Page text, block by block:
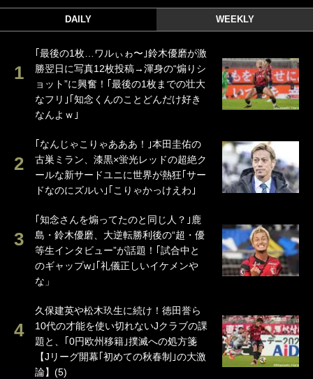
DAILY WEEKLY
｢最後の1枚…ワルぃゎ〜｣鈴木優磨が激
勝翌日に写真12枚投稿→渾身の“煽りシ
ョット”に興奮！｢最後の1枚までの壮大
なフリ｣｢知念くんのことどんだけ好き
なんよｗ｣
｢なんじゃこりゃあああ！｣本田圭佑の
古巣ミラン、漆黒×蛍光レッドの超絶ク
ールな新サードユニに世界が熱狂｢サー
ドなのにズルい｣｢こりゃかっけえわ｣
｢知念さんを煽ってたのと同じ人？｣鹿
島・鈴木優磨、大逆転勝利後の“超・優
等生インタビュー”が話題！｢試合中と
のギャップw｣｢礼儀正しいイケメンや
な」
久保建英や松木玖生に続け！徳田誉ら
10代の才能を使い切れないJクラブの課
題と、｢0円欧州移籍｣撲滅への処方箋
【Jリーグ開幕｢初めての秋春制｣の大激
論】(5)